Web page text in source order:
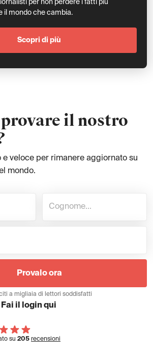
per non perdere i fatti più
il mondo che cambia.
Scopri di più
il nostro
veloce per rimanere aggiornato su
mondo.
Provalo ora
a migliaia di lettori soddisfatti
Fai il login qui
su 205 recensioni